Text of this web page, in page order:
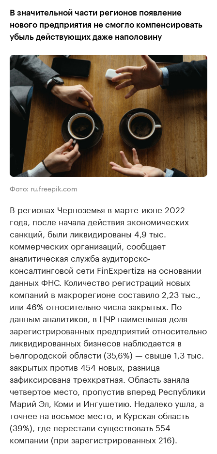
В значительной части регионов появление
нового предприятия не смогло компенсировать
убыль действующих даже наполовину
Фото: ru.freepik.com
В регионах Черноземья в марте-июне 2022
года, после начала действия экономических
санкций, были ликвидированы 4,9 тыс.
коммерческих организаций, сообщает
аналитическая служба аудиторско-
консалтинговой сети FinExpertiza на основании
данных ФНС. Количество регистраций новых
компаний в макрорегионе составило 2,23 тыс.,
или 46% относительно числа закрытых. По
данным аналитиков, в ЦЧР наименьшая доля
зарегистрированных предприятий относительно
ликвидированных бизнесов наблюдается в
Белгородской области (35,6%) — свыше 1,3 тыс.
закрытых против 454 новых, разница
зафиксирована трехкратная. Область заняла
четвертое место, пропустив вперед Республики
Марий Эл, Коми и Ингушетию. Недалеко ушла, а
точнее на восьмое место, и Курская область
(39%), где перестали существовать 554
компании (при зарегистрированных 216).